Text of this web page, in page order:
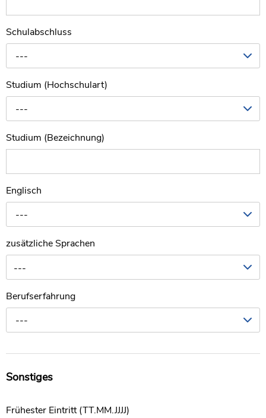
Schulabschluss
---
Studium (Hochschulart)
---
Studium (Bezeichnung)
Englisch
---
zusätzliche Sprachen
---
Berufserfahrung
---
Sonstiges
Frühester Eintritt (TT.MM.JJJJ)